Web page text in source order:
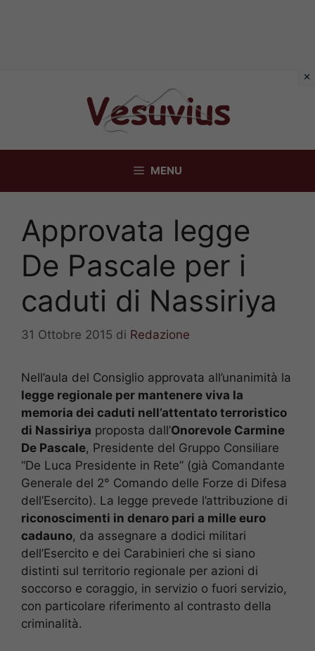
MENU
Approvata legge
De Pascale per i
caduti di Nassiriya
31 Ottobre 2015 di Redazione
Nell’aula del Consiglio approvata all’unanimità la
legge regionale per mantenere viva la
memoria dei caduti nell’attentato terroristico
di Nassiriya proposta dall’Onorevole Carmine
De Pascale, Presidente del Gruppo Consiliare
“De Luca Presidente in Rete” (già Comandante
Generale del 2° Comando delle Forze di Difesa
dell’Esercito). La legge prevede l’attribuzione di
riconoscimenti in denaro pari a mille euro
cadauno, da assegnare a dodici militari
dell’Esercito e dei Carabinieri che si siano
distinti sul territorio regionale per azioni di
soccorso e coraggio, in servizio o fuori servizio,
con particolare riferimento al contrasto della
criminalità.